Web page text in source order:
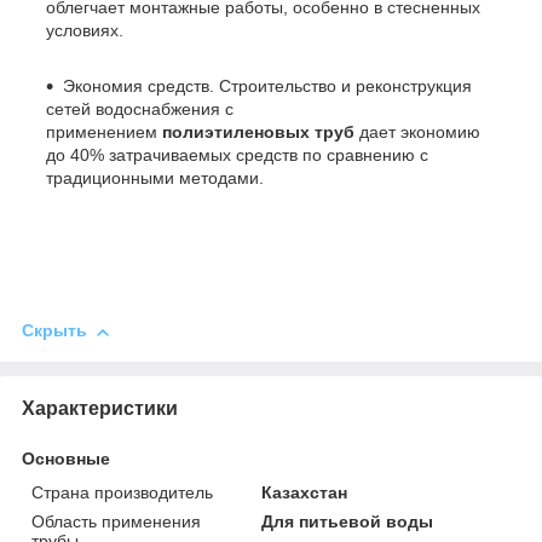
облегчает монтажные работы, особенно в стесненных
условиях.
Экономия средств. Строительство и реконструкция
сетей водоснабжения с
применением полиэтиленовых труб дает экономию
до 40% затрачиваемых средств по сравнению с
традиционными методами.
Скрыть
Характеристики
Основные
Страна производитель
Казахстан
Область применения
Для питьевой воды